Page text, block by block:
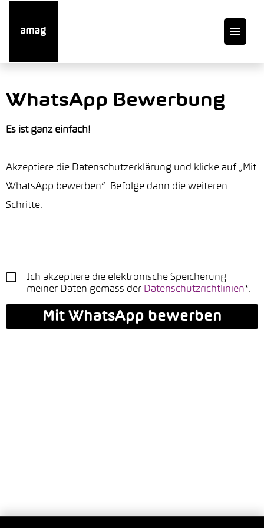
Offene Stellen
Service
WhatsApp Bewerbung
Es ist ganz einfach!
Akzeptiere die Datenschutzerklärung und klicke auf „Mit
WhatsApp bewerben“. Befolge dann die weiteren
Schritte.
Ich akzeptiere die elektronische Speicherung
meiner Daten gemäss der Datenschutzrichtlinien*.
Mit WhatsApp bewerben